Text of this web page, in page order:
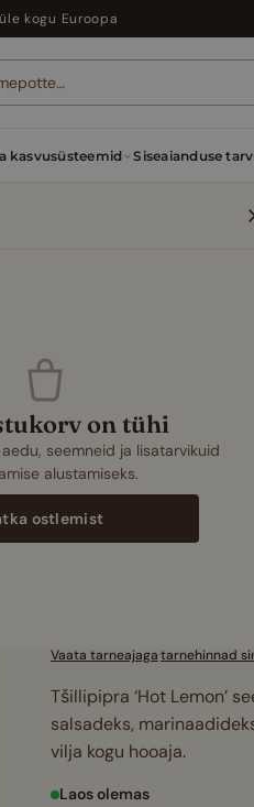
kogu Euroopa
kasvusüsteemid Siseaianduse
on tühi
seemneid ja lisatarvikuid
alustamiseks.
ostlemist
SISETINGIMUSTE JA
Tšillipipra
–
baccatum
4,99
Lisa veel130,00€, et saada
Telli täna ja saa
Vaata tarneajaga·tarnehinnad
Tšillipipra ‘Hot Lemon’
salsadeks,
vilja kogu hooaja.
Laos olemas